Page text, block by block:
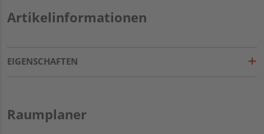
Artikelinformationen
EIGENSCHAFTEN
Raumplaner